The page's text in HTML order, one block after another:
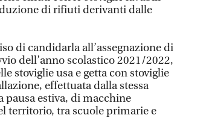
di rifiuti derivanti dalle
di candidarla all’assegnazione di
dell’anno scolastico 2021/2022,
stoviglie usa e getta con stoviglie
effettuata dalla stessa
estiva, di macchine
territorio, tra scuole primarie e